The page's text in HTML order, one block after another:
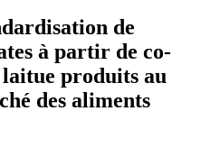
de
à partir de co-
produits au
des aliments